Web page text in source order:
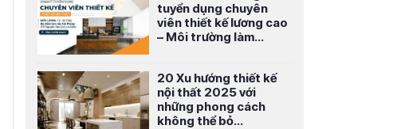
tuyển dụng chuyên
viên thiết kế lương cao
– Môi trường làm...
20 Xu hướng thiết kế
nội thất 2025 với
những phong cách
không thể bỏ...